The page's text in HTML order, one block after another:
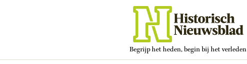
Begrijp het heden, begin bij het verleden